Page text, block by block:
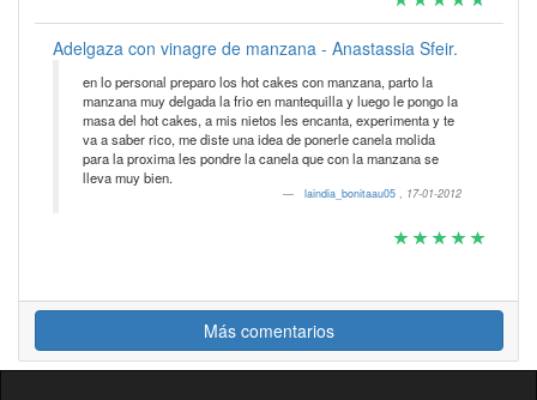
Adelgaza con vinagre de manzana - Anastassia Sfeir.
en lo personal preparo los hot cakes con manzana, parto la
manzana muy delgada la frio en mantequilla y luego le pongo la
masa del hot cakes, a mis nietos les encanta, experimenta y te
va a saber rico, me diste una idea de ponerle canela molida
para la proxima les pondre la canela que con la manzana se
lleva muy bien.
laindia_bonitaau05 , 17-01-2012
Más comentarios